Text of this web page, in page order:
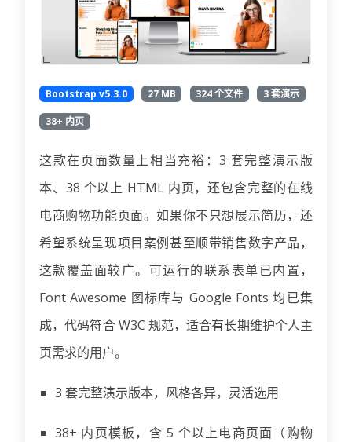
Bootstrap v5.3.0 27 MB 324 个文件 3 套演示
38+ 内页
这款在页面数量上相当充裕：3 套完整演示版
本、38 个以上 HTML 内页，还包含完整的在线
电商购物功能页面。如果你不只想展示简历，还
希望系统呈现项目案例甚至顺带销售数字产品，
这款覆盖面较广。可运行的联系表单已内置，
Font Awesome 图标库与 Google Fonts 均已集
成，代码符合 W3C 规范，适合有长期维护个人主
页需求的用户。
3 套完整演示版本，风格各异，灵活选用
38+ 内页模板，含 5 个以上电商页面（购物